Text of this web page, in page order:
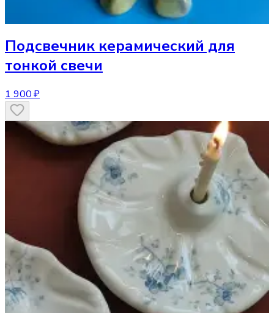
Подсвечник керамический для
тонкой свечи
1 900 ₽